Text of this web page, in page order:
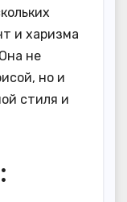
и харизма
не
но и
стиля и